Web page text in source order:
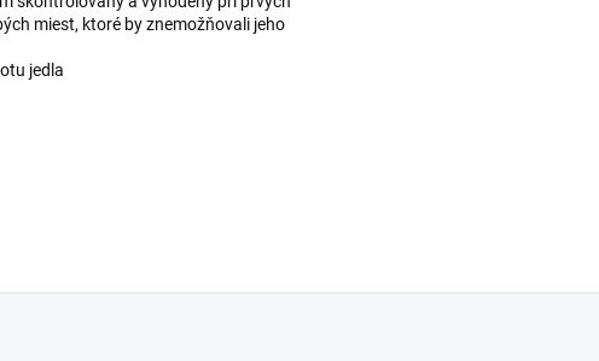
miest, ktoré by znemožňovali jeho
jedla